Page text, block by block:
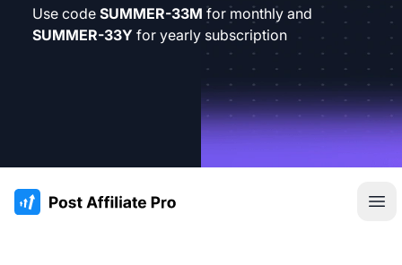
Use code SUMMER-33M for monthly and
SUMMER-33Y for yearly subscription
:site.title